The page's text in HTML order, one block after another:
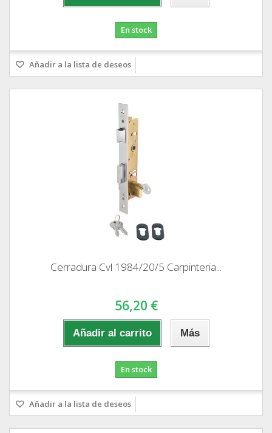
En stock
Añadir a la lista de deseos
Cerradura Cvl 1984/20/5 Carpinteria...
56,20 €
Añadir al carrito Más
En stock
Añadir a la lista de deseos